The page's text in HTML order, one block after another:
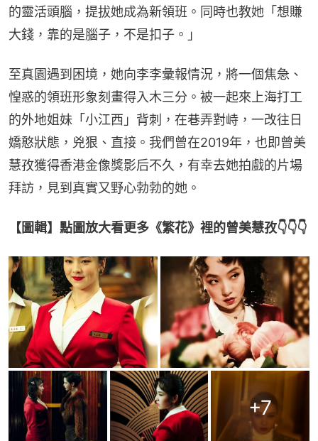
的靈活頭腦，提拔她成為新領班。同時也教她「想賺
大錢，靠的是腦子，不是扣子。」
至真園遇到困境，她向李李彙報情況，將一個焦急、
惶惑的領班形象刻畫得入木三分。被一起來上海打工
的外地姐妹「小江西」背刺，在巷弄對峙，一改往日
嬌憨狀態，兇狠、直接。我們曾在2019年，也即曾美
慧孜獲得香港金像獎影后不久，有幸去她拍戲的片場
拜訪，見到真實又野心勃勃的她。
【圖輯】點圖放大看更多《繁花》裡的曾美慧孜👇👇👇
+7